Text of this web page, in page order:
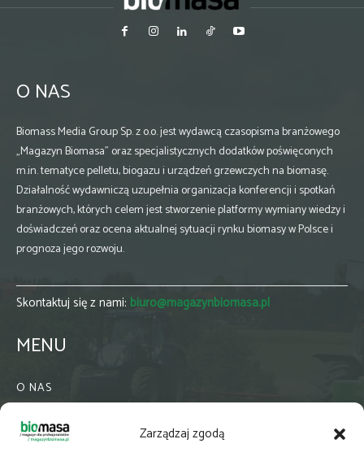
Zarządzaj zgodą
O NAS
Biomass Media Group Sp. z o.o. jest wydawcą czasopisma branżowego
„Magazyn Biomasa” oraz specjalistycznych dodatków poświęconych
m.in. tematyce pelletu, biogazu i urządzeń grzewczych na biomasę.
Działalność wydawniczą uzupełnia organizacja konferencji i spotkań
branżowych, których celem jest stworzenie platformy wymiany wiedzy i
doświadczeń oraz ocena aktualnej sytuacji rynku biomasy w Polsce i
prognoza jego rozwoju.
Skontaktuj się z nami: biuro@magazynbiomasa.pl
MENU
O NAS
WSPÓŁPRACA